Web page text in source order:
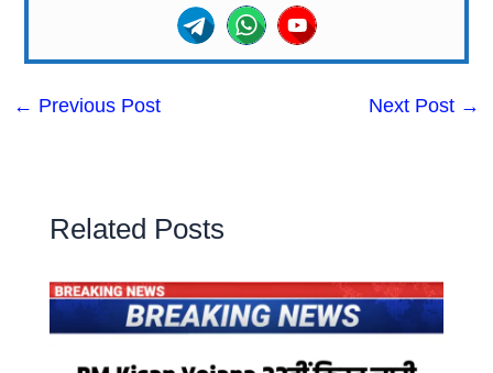
← Previous Post Next Post →
Related Posts